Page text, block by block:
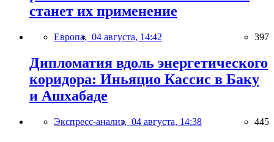
станет их применение
Европа, 04 августа, 14:42 397
Дипломатия вдоль энергетического
коридора: Иньяцио Кассис в Баку
и Ашхабаде
Экспресс-анализ, 04 августа, 14:38 445